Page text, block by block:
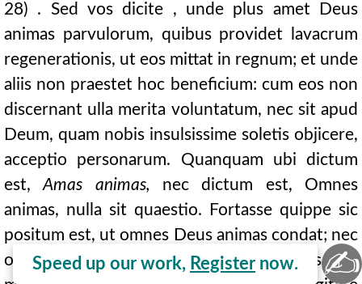
28) . Sed vos dicite , unde plus amet Deus
animas parvulorum, quibus providet lavacrum
regenerationis, ut eos mittat in regnum; et unde
aliis non praestet hoc beneficium: cum eos non
discernant ulla merita voluntatum, nec sit apud
Deum, quam nobis insulsissime soletis objicere,
acceptio personarum. Quanquam ubi dictum
est,Amas animas, nec dictum est, Omnes
animas, nulla sit quaestio. Fortasse quippe sic
positum est, ut omnes Deus animas condat; nec
omnes tamen diligat, sed quas a caeteris non
Speed up our work, Register now. ✍